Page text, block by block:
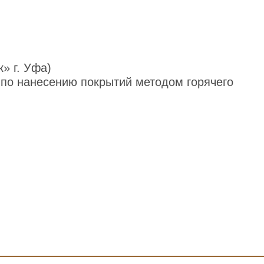
г. Уфа)
нанесению покрытий методом горячего